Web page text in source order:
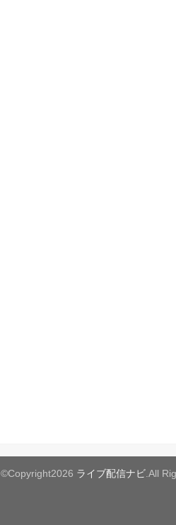
©Copyright2026 ライブ配信ナビ.All